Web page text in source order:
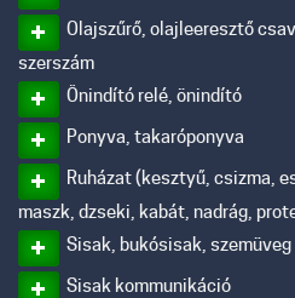
Olajszűrő, olajleeresztő
szerszám
Önindító relé, önindító
Ponyva, takaróponyva
Ruházat (kesztyű, csizma,
maszk, dzseki, kabát, nadrág,
Sisak, bukósisak, szemüveg
Sisak kommunikáció